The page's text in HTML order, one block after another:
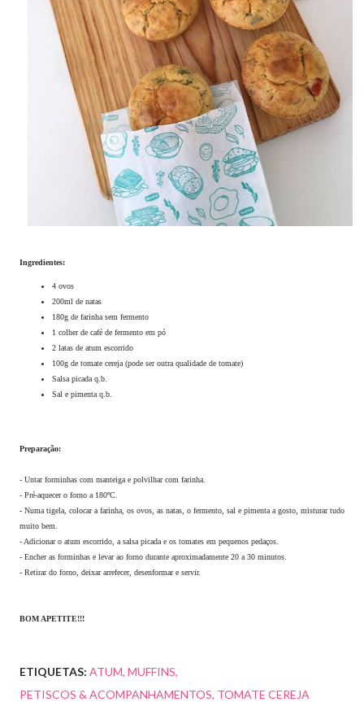
Ingredientes:
4 ovos
200ml de natas
180g de farinha sem fermento
1 colher de café de fermento em pó
2 latas de atum escorrido
100g de tomate cereja (pode ser outra qualidade de tomate)
Salsa picada q.b.
Sal e pimenta q.b.
Preparação:
- Untar forminhas com manteiga e polvilhar com farinha.
- Pré-aquecer o forno a 180ºC.
- Numa tigela, colocar a farinha, os ovos, as natas, o fermento, sal e pimenta a gosto, misturar tudo
muito bem.
- Adicionar o atum escorrido, a salsa picada e os tomates em pequenos pedaços.
- Encher as forminhas e levar ao forno durante aproximadamente 20 a 30 minutos.
- Retirar do forno, deixar arrefecer, desenformar e servir.
BOM APETITE!!!
ETIQUETAS: ATUM MUFFINS
PETISCOS & ACOMPANHAMENTOS TOMATE CEREJA